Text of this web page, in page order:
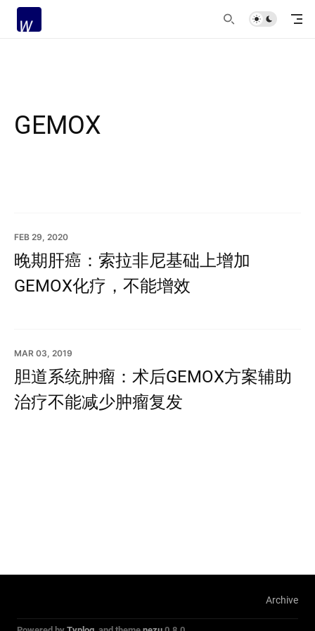
GEMOX
FEB 29, 2020
晚期肝癌：索拉非尼基础上增加
GEMOX化疗，不能增效
MAR 03, 2019
胆道系统肿瘤：术后GEMOX方案辅助
治疗不能减少肿瘤复发
Archive